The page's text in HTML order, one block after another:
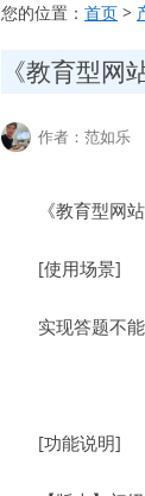
您的位置： 首页 >
《教育型
作者：范如乐
《教育型网
[使用场景]
实现答题不
[功能说明]